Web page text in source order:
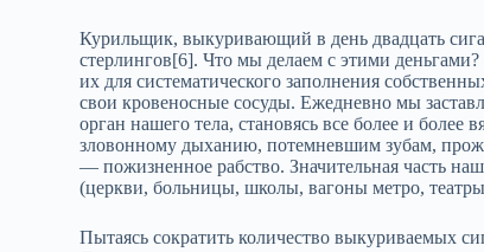
Курильщик, выкуривающий в день двадцать
стерлингов[6]. Что мы делаем с этими
их для систематического заполнения
свои кровеносные сосуды. Ежедневно мы
орган нашего тела, становясь все более и
зловонному дыханию, потемневшим зубам,
— пожизненное рабство. Значительная часть
(церкви, больницы, школы, вагоны метро,
Пытаясь сократить количество выкуриваемых